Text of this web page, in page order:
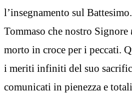
l’insegnamento sul
Tommaso che nostro Signore
morto in croce per i peccati.
i meriti infiniti del suo
comunicati in pienezza e